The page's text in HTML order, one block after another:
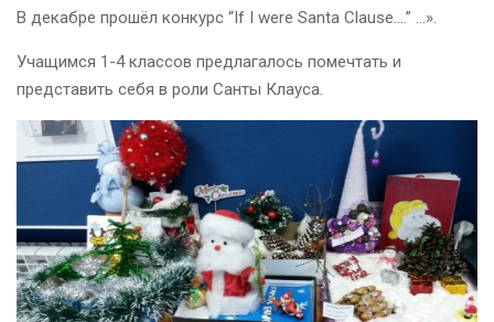
В декабре прошёл конкурс “If I were Santa Clause….” …».
Учащимся 1-4 классов предлагалось помечтать и
представить себя в роли Санты Клауса.